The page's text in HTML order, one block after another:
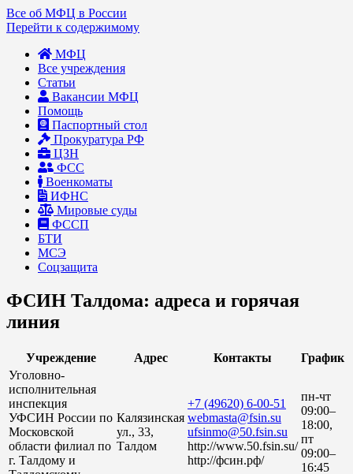
Все об МФЦ в России
Перейти к содержимому
МФЦ
Все учреждения
Статьи
Вакансии МФЦ
Помощь
Паспортный стол
Прокуратура РФ
ЦЗН
ФСС
Военкоматы
ИФНС
Мировые суды
ФССП
БТИ
МСЭ
Соцзащита
ФСИН Талдома: адреса и горячая
линия
Учреждение Адрес Контакты
График
Уголовно-
исполнительная
инспекция
УФСИН России по
Московской
области филиал по
г. Талдому и
Калязинская
ул., 33,
Талдом
+7 (49620) 6-00-51
webmasta@fsin.su
ufsinmo@50.fsin.su
http://www.50.fsin.su/
http://фсин.рф/
пн-чт
09:00–
18:00,
пт
09:00–
16:45